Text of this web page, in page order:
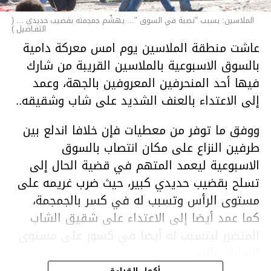
الملاسين: بسبب "نصبة في السوق "... يهشّم جمجمته بقضيب حديدي ... (
التفـاصيل )
عاشت منطقة الملاسين يوم امس معركة دامية
بالسوق الاسبوعية بالملاسين القريبة من شارك
فيها أحد المنحرفين المعروفين بالجهة، وعمد
إلى الاعتداء بالعنف الشديد على شاب وشقيقه..
ووفق ما توفر من معطيات فإن خلافا اندلع بين
طرفين النزاع على مكان انتصاب بالسوق
الاسبوعية ليعمد المتهم في قضية الحال إلى
تسلح بقضيب حديدي كبير، حيث ضرب غريمه على
مستوى الرأس وتسبب له في كسر بالجمجمة،
كما عمد أيضا إلى الاعتداء على شقيق الشاب
المتضرر ليتسبب له أيضا في كسور على مستوى